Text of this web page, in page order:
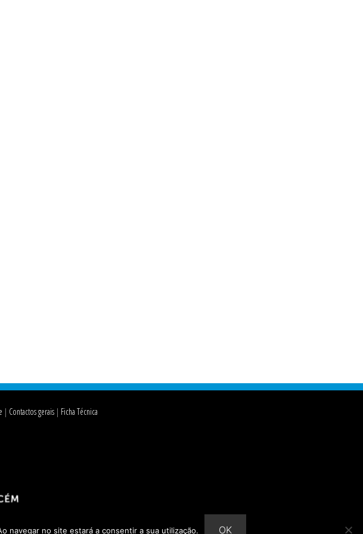
Contactos gerais Ficha Técnica
do Cacém
navegar no site estará a consentir a sua utilização. OK